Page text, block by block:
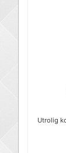
Utrolig